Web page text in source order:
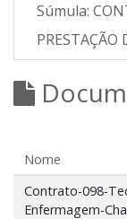
Súmula:
PRESTAÇÃO
Nome
Contrato-098-
Enfermagem-